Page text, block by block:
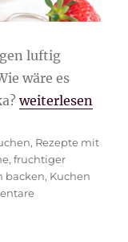
luftig
wäre es
„fruchtige
weiterlesen
, Rezepte mit
,fruchtiger
backen, Kuchen
zu